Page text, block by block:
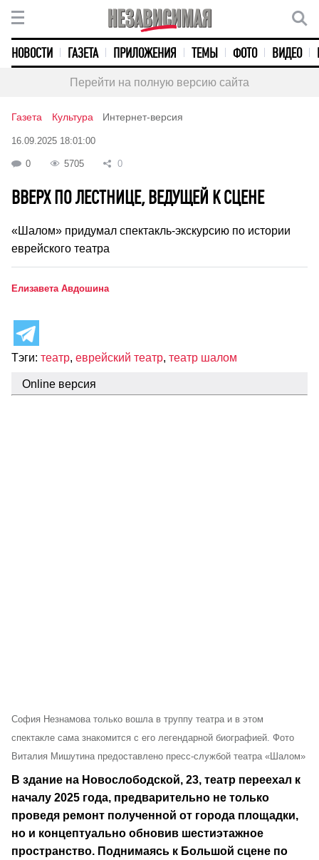
НОВОСТИ ГАЗЕТА ПРИЛОЖЕНИЯ ТЕМЫ ФОТО ВИДЕО
Перейти на полную версию сайта
Газета Культура Интернет-версия
16.09.2025 18:01:00
0 5705 0
ВВЕРХ ПО ЛЕСТНИЦЕ, ВЕДУЩЕЙ К СЦЕНЕ
«Шалом» придумал спектакль-экскурсию по истории
еврейского театра
Елизавета Авдошина
Тэги: театр, еврейский театр, театр шалом
Online версия
София Незнамова только вошла в труппу театра и в этом
спектакле сама знакомится с его легендарной биографией. Фото
Виталия Мишутина предоставлено пресс-службой театра «Шалом»
В здание на Новослободской, 23, театр переехал к
началу 2025 года, предварительно не только
проведя ремонт полученной от города площадки,
но и концептуально обновив шестиэтажное
пространство. Поднимаясь к Большой сцене по